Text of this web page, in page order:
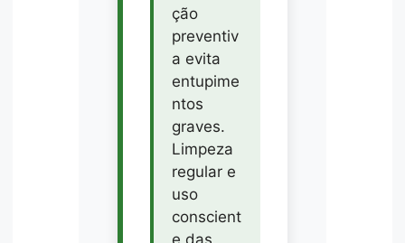
ção
preventiv
a evita
entupime
ntos
graves.
Limpeza
regular e
uso
conscient
e das